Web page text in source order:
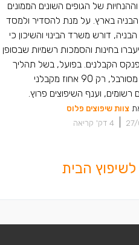
של הגופים השונים הממונים
בארץ. על מנת להסדיר ולמסד
דורש משרד הבינוי והשיכון כי
בחינות והסמכות רשמיות שבסופן
הקבלנים. בפועל, בשל תהליך
הרשמה מסורבל, רק 90 אחוז מקבלני
רשומים, וענף השיפוצים פרוץ.
צוות שיפוצים פלוס
4 דק' קריאה
הבית